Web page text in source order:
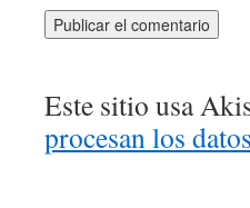
Este sitio usa
procesan los